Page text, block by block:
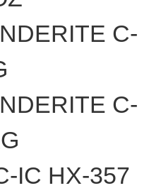
C-
C-
IC HX-357